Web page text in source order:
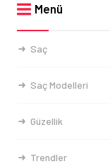
Menü
Saç
Saç Modelleri
Güzellik
Trendler